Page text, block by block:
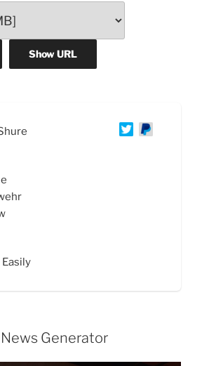
Show URL
Easily
Generator